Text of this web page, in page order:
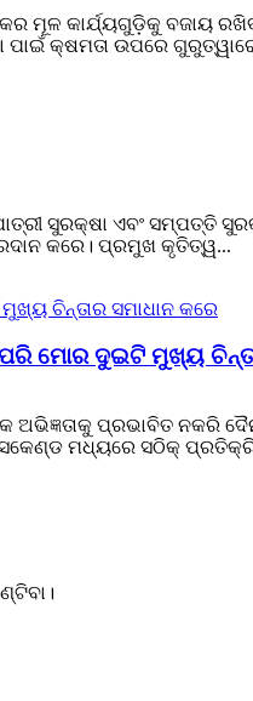
ମୂଳ କାର୍ଯ୍ୟଗୁଡ଼ିକୁ ବଜାୟ
ପାଇଁ କ୍ଷମତା ଉପରେ
ସୁରକ୍ଷା ଏବଂ ସମ୍ପତ୍ତି
କରେ। ପ୍ରମୁଖ କୃତିତ୍ୱ...
ମୋର ଦୁଇଟି ମୁଖ୍ୟ
ଅଭିଜ୍ଞତାକୁ ପ୍ରଭାବିତ ନକରି
ମଧ୍ୟରେ ସଠିକ୍